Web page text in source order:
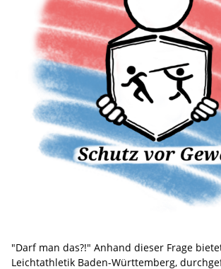
"Darf man das?!" Anhand dieser Frage
Leichtathletik Baden-Württemberg,